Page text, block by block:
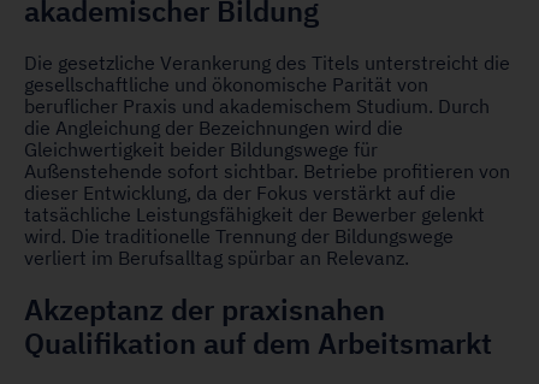
akademischer Bildung
Die gesetzliche Verankerung des Titels unterstreicht die
gesellschaftliche und ökonomische Parität von
beruflicher Praxis und akademischem Studium. Durch
die Angleichung der Bezeichnungen wird die
Gleichwertigkeit beider Bildungswege für
Außenstehende sofort sichtbar. Betriebe profitieren von
dieser Entwicklung, da der Fokus verstärkt auf die
tatsächliche Leistungsfähigkeit der Bewerber gelenkt
wird. Die traditionelle Trennung der Bildungswege
verliert im Berufsalltag spürbar an Relevanz.
Akzeptanz der praxisnahen
Qualifikation auf dem Arbeitsmarkt